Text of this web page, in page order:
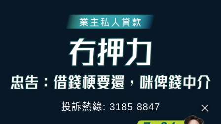
×
投訴熱線: 3185 8847